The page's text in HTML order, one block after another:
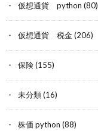
仮想通貨 python (80)
仮想通貨 税金(206)
保険(155)
未分類(16)
株価 python (88)